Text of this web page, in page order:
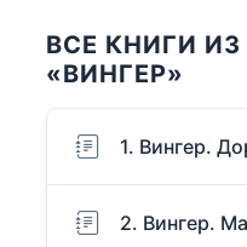
ВСЕ КНИГИ
«ВИНГЕР»
1. Вингер.
2. Вингер.